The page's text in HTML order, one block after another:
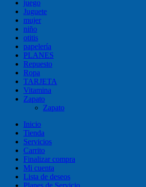
juego
Juguete
mujer
niño
otitis
papelería
PLANES
Repuesto
Ropa
TARJETA
Vitamina
Zapato
Zapato
Inicio
Tienda
Servicios
Carrito
Finalizar compra
Mi cuenta
Lista de deseos